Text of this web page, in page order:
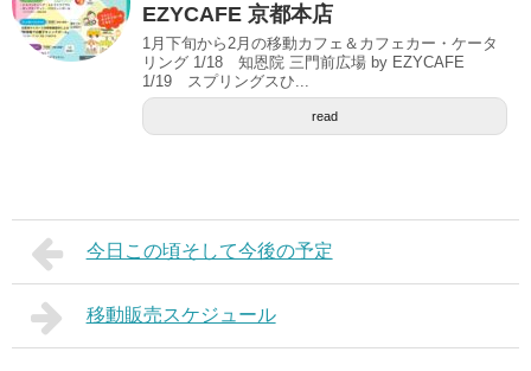
EZYCAFE 京都本店
1月下旬から2月の移動カフェ＆カフェカー・ケータ
リング 1/18 知恩院 三門前広場 by EZYCAFE
1/19 スプリングスひ...
read
今日この頃そして今後の予定
移動販売スケジュール